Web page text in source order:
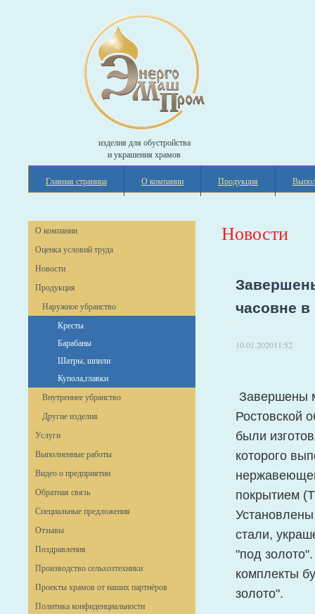
изделия для обустройства
и украшения храмов
Главная страница О компании Продукция
О компании
Оценка условий труда
Новости
Продукция
Наружное убранство
Кресты
Барабаны
Шатры, шпили
Купола,главки
Внутреннее убранство
Другие изделия
Услуги
Выполненные работы
Видео о предприятии
Обратная связь
Специальные предложения
Отзывы
Поздравления
Производство сельхозтехники
Проекты храмов от наших партнёров
Политика конфиденциальности
Новости
часовне в
10.01.202011:52
Завершены
Ростовской
были
которого
покрытием
стали,
"под
комплекты
золото".